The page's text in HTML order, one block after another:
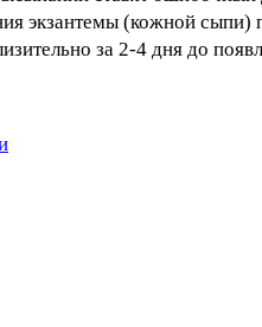
экзантемы (кожной сыпи)
за 2-4 дня до